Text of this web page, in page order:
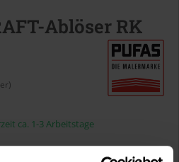
Ablöser RK
ca. 1-3 Arbeitstage